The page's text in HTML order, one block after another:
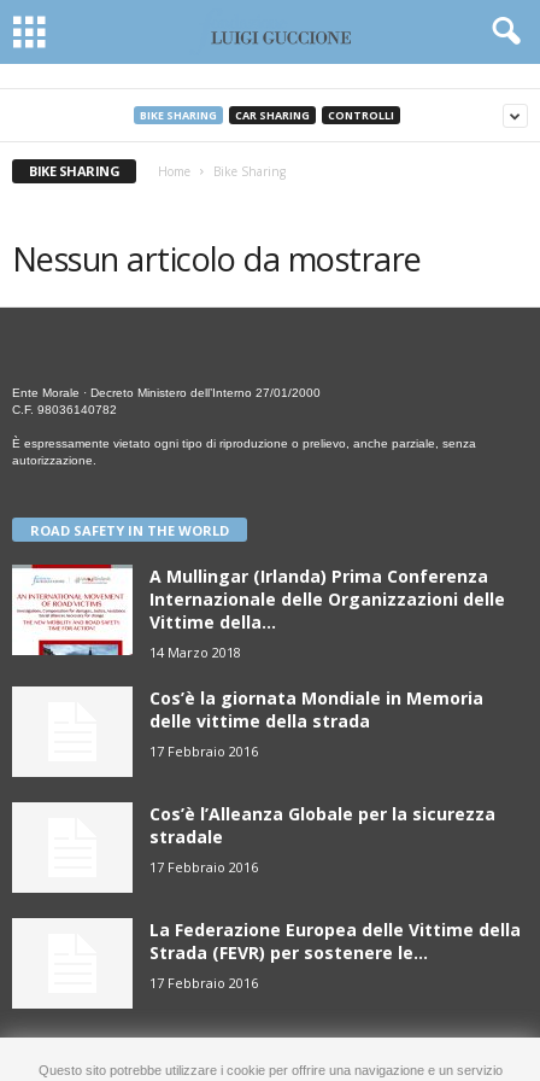
BIKE SHARING CAR SHARING CONTROLLI
BIKE SHARING Home Bike Sharing
Nessun articolo da mostrare
Ente Morale · Decreto Ministero dell’Interno 27/01/2000
C.F. 98036140782
È espressamente vietato ogni tipo di riproduzione o prelievo, anche parziale, senza
autorizzazione.
ROAD SAFETY IN THE WORLD
A Mullingar (Irlanda) Prima Conferenza
Internazionale delle Organizzazioni delle
Vittime della...
14 Marzo 2018
Cos’è la giornata Mondiale in Memoria
delle vittime della strada
17 Febbraio 2016
Cos’è l’Alleanza Globale per la sicurezza
stradale
17 Febbraio 2016
La Federazione Europea delle Vittime della
Strada (FEVR) per sostenere le...
17 Febbraio 2016
Questo sito potrebbe utilizzare i cookie per offrire una navigazione e un servizio